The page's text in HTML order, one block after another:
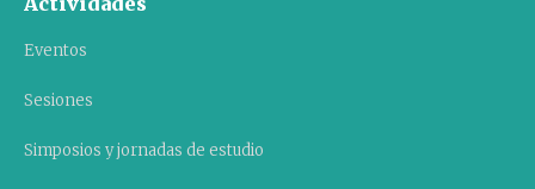
Eventos
Sesiones
Simposios y jornadas de estudio